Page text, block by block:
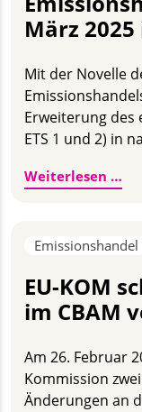
März
Mit der Novelle
Erweiterung des
ETS 1 und 2) in
Weiterlesen …
Emissionshandel
EU-KOM
im CBAM
Am 26. Februar
Kommission
Änderungen an